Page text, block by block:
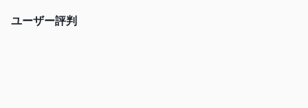
ユーザー評判